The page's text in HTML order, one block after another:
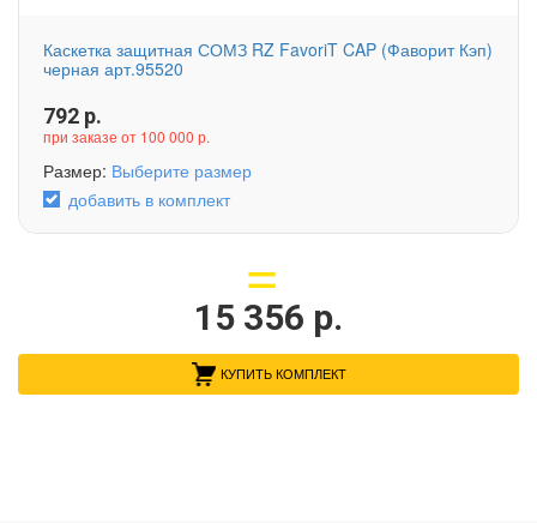
Каскетка защитная СОМЗ RZ FavoriT CAP (Фаворит Кэп)
черная арт.95520
792 р.
при заказе от 100 000 р.
Размер: Выберите размер
добавить в комплект
15 356 р.
КУПИТЬ КОМПЛЕКТ